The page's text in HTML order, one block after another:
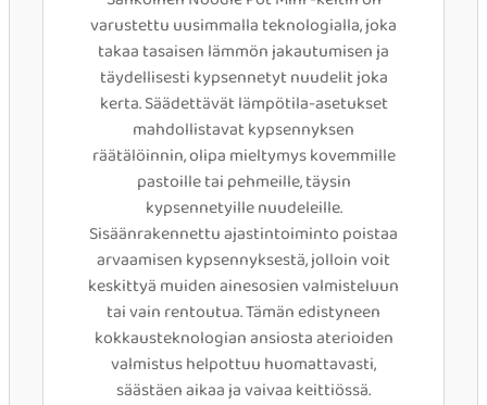
varustettu uusimmalla teknologialla, joka
takaa tasaisen lämmön jakautumisen ja
täydellisesti kypsennetyt nuudelit joka
kerta. Säädettävät lämpötila-asetukset
mahdollistavat kypsennyksen
räätälöinnin, olipa mieltymys kovemmille
pastoille tai pehmeille, täysin
kypsennetyille nuudeleille.
Sisäänrakennettu ajastintoiminto poistaa
arvaamisen kypsennyksestä, jolloin voit
keskittyä muiden ainesosien valmisteluun
tai vain rentoutua. Tämän edistyneen
kokkausteknologian ansiosta aterioiden
valmistus helpottuu huomattavasti,
säästäen aikaa ja vaivaa keittiössä.